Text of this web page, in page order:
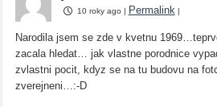
10 roky ago | Permalink |
Narodila jsem se zde v kvetnu
zacala hledat… jak vlastne porodnice
zvlastni pocit, kdyz se na tu budovu na
zverejneni…:-D